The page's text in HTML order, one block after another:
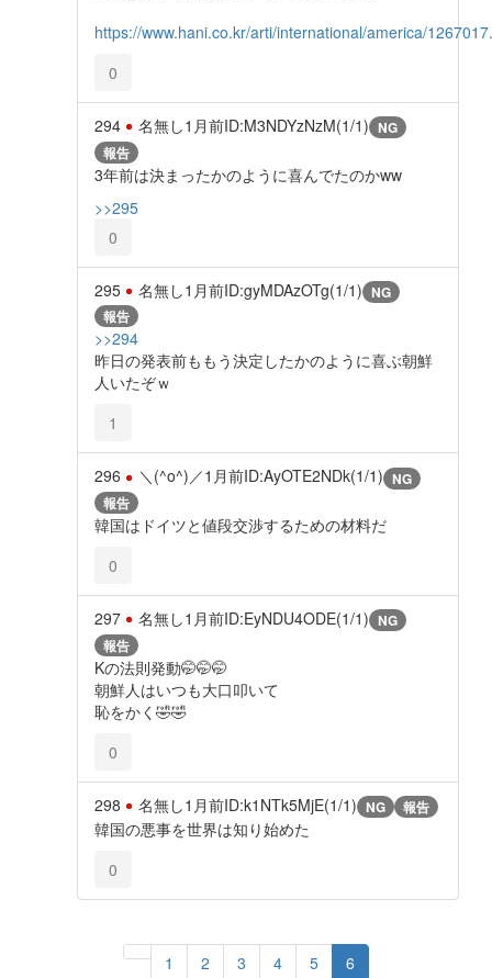
https://www.hani.co.kr/arti/international/america/
0
294 名無し1月前ID:M3NDYzNzM(1/1) NG
報告
3年前は決まったかのように喜んでたのかww
>>295
0
295 名無し1月前ID:gyMDAzOTg(1/1) NG
報告
>>294
昨日の発表前ももう決定したかのように喜ぶ朝鮮
人いたぞｗ
1
296 ＼(^o^)／1月前ID:AyOTE2NDk(1/1) NG
報告
韓国はドイツと値段交渉するための材料だ
0
297 名無し1月前ID:EyNDU4ODE(1/1) NG
報告
Kの法則発動🤭🤭🤭
朝鮮人はいつも大口叩いて
恥をかく🤣🤣
0
298 名無し1月前ID:k1NTk5MjE(1/1) NG 報告
韓国の悪事を世界は知り始めた
0
1 2 3 4 5 6